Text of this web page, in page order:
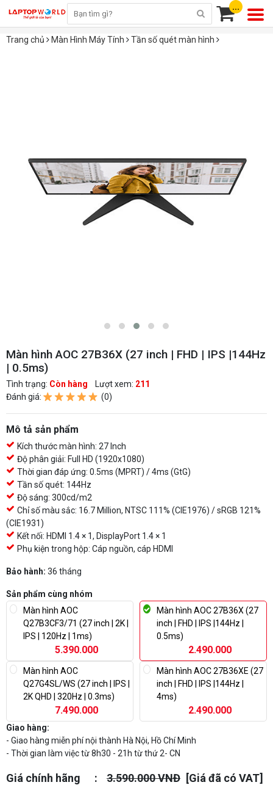
...
Trang chủ Màn Hình Máy Tính Tần số quét màn hình
Màn hình AOC 27B36X (27 inch | FHD | IPS |144Hz
| 0.5ms)
Tình trạng: Còn hàng Lượt xem: 211
Đánh giá:
(0)
Mô tả sản phẩm
Kích thước màn hình: 27 Inch
Độ phân giải: Full HD (1920x1080)
Thời gian đáp ứng: 0.5ms (MPRT) / 4ms (GtG)
Tần số quét: 144Hz
Độ sáng: 300cd/m2
Chỉ số màu sắc: 16.7 Million, NTSC 111% (CIE1976) / sRGB 121%
(CIE1931)
Kết nối: HDMI 1.4 × 1, DisplayPort 1.4 × 1
Phụ kiện trong hộp: Cáp nguồn, cáp HDMI
Bảo hành: 36 tháng
Sản phẩm cùng nhóm
Màn hình AOC
Q27B3CF3/71 (27 inch | 2K |
IPS | 120Hz | 1ms)
5.390.000
Màn hình AOC 27B36X (27
inch | FHD | IPS |144Hz |
0.5ms)
2.490.000
Màn hình AOC
Q27G4SL/WS (27 inch | IPS |
2K QHD | 320Hz | 0.3ms)
7.490.000
Màn hình AOC 27B36XE (27
inch | FHD | IPS |144Hz |
4ms)
2.490.000
Giao hàng:
- Giao hàng miễn phí nội thành Hà Nội, Hồ Chí Minh
- Thời gian làm việc từ 8h30 - 21h từ thứ 2- CN
Giá chính hãng 3.590.000 VNĐ [Giá đã có VAT]